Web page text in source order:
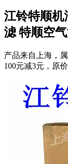
江铃特顺机
滤 特顺空
产品来自上海，
100元减3元，原